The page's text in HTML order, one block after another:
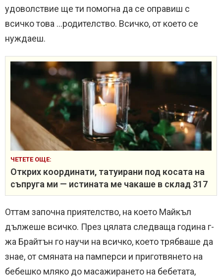
удоволствие ще ти помогна да се оправиш с
всичко това …родителство. Всичко, от което се
нуждаеш.
ЧЕТЕТЕ ОЩЕ:
Открих координати, татуирани под косата на
съпруга ми — истината ме чакаше в склад 317
Оттам започна приятелство, на което Майкъл
дължеше всичко. През цялата следваща година г-
жа Брайтън го научи на всичко, което трябваше да
знае, от смяната на памперси и приготвянето на
бебешко мляко до масажирането на бебетата,